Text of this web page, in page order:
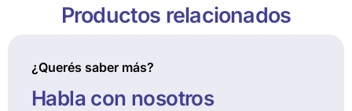
Productos relacionados
¿Querés saber más?
Habla con nosotros